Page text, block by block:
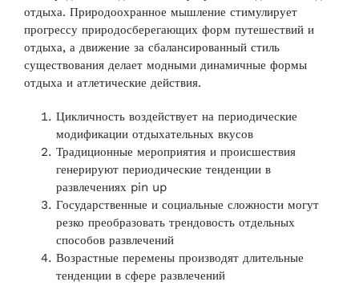
отдыха. Природоохранное мышление стимулирует
прогрессу природосберегающих форм путешествий и
отдыха, а движение за сбалансированный стиль
существования делает модными динамичные формы
отдыха и атлетические действия.
Цикличность воздействует на периодические
модификации отдыхательных вкусов
Традиционные мероприятия и происшествия
генерируют периодические тенденции в
развлечениях pin up
Государственные и социальные сложности могут
резко преобразовать трендовость отдельных
способов развлечений
Возрастные перемены производят длительные
тенденции в сфере развлечений